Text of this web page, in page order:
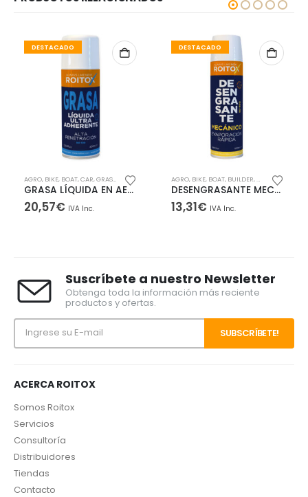
DESTACADO
AGRO, BIKE, BOAT,CAR,GRASAS INDUSTRY SERVICES,SPRAYS
GRASA LÍQUIDA EN AEROSOL
20,57€ IVA Inc.
DESTACADO
AGRO, BIKE, BOAT, BUILDER,CAR
DESENGRASANTE MECÁNICO DE EVAPORACIÓN RÁPIDA EN AEROSOL
13,31€ IVA Inc.
Suscríbete a nuestro Newsletter
Obtenga toda la información más reciente
productos y ofertas.
ACERCA ROITOX
Somos Roitox
Servicios
Consultoría
Distribuidores
Tiendas
Contacto